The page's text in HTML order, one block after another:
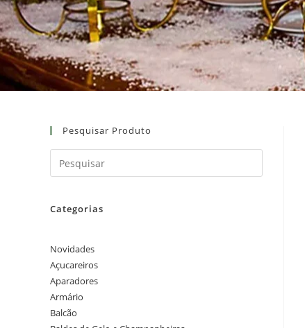
Pesquisar Produto
Categorias
Novidades
Açucareiros
Aparadores
Armário
Balcão